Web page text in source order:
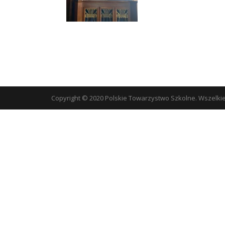
Copyright © 2020 Polskie Towarzystwo Szkolne.